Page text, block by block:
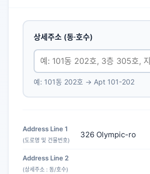
상세주소 (동·호수)
예: 101동 202호 → Apt 101-202
Address Line 1
(도로명 및 건물번호)
326 Olympic-ro
Address Line 2
(상세주소 : 동/호수)